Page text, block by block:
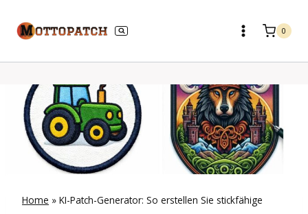
Inhalt
0
Home » KI-Patch-Generator: So erstellen Sie stickfähige